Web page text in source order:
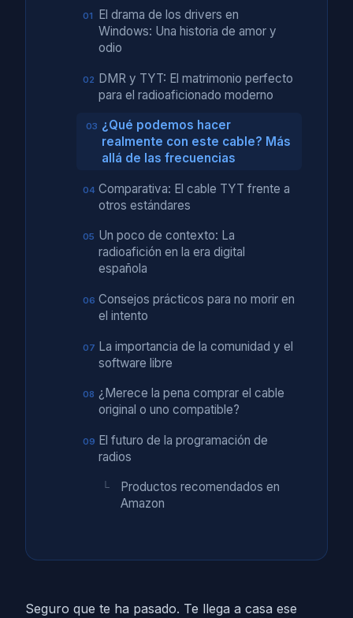
El drama de los drivers en
Windows: Una historia de amor y
odio
DMR y TYT: El matrimonio perfecto
para el radioaficionado moderno
¿Qué podemos hacer
realmente con este cable? Más
allá de las frecuencias
Comparativa: El cable TYT frente a
otros estándares
Un poco de contexto: La
radioafición en la era digital
española
Consejos prácticos para no morir en
el intento
La importancia de la comunidad y el
software libre
¿Merece la pena comprar el cable
original o uno compatible?
El futuro de la programación de
radios
Productos recomendados en
Amazon
Seguro que te ha pasado. Te llega a casa ese